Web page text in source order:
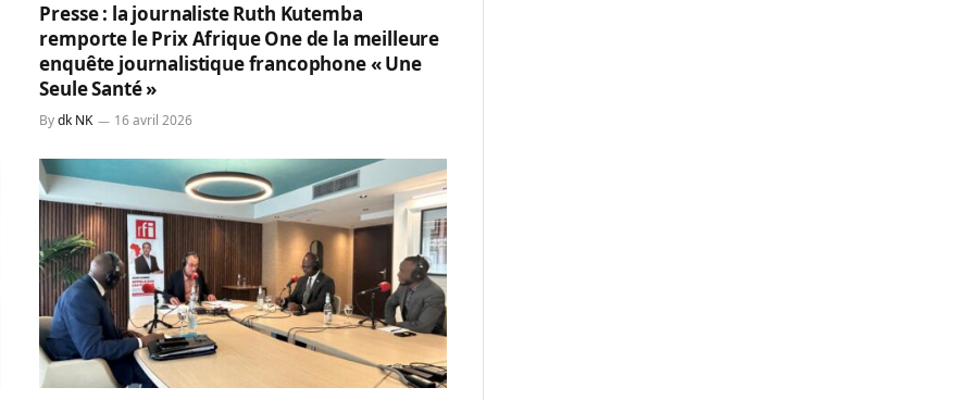
Presse : la journaliste Ruth Kutemba
remporte le Prix Afrique One de la meilleure
enquête journalistique francophone « Une
Seule Santé »
By dk NK 16 avril 2026